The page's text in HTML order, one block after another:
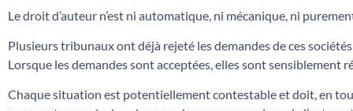
Le droit d’auteur n’est ni automatique, ni mécanique, ni
Plusieurs tribunaux ont déjà rejeté les demandes de ces
Lorsque les demandes sont acceptées, elles sont sensiblement
Chaque situation est potentiellement contestable et doit, en